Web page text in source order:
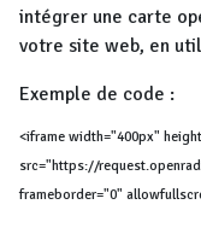
intégrer une carte
votre site web, en
Exemple de code :
<iframe width="400px"
src="https://
frameborder="0"